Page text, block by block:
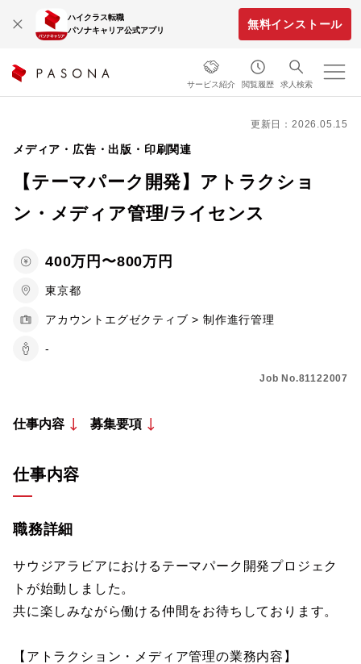
ハイクラス転職
パソナキャリア公式アプリ
無料インストール
サービス紹介 閲覧履歴 求人検索
更新日：2026.05.15
メディア・広告・出版・印刷関連
【テーマパーク開発】アトラクショ
ン・メディア管理/ライセンス
400万円〜800万円
東京都
アカウントエグゼクティブ > 制作進行管理
-
Job No.81122007
仕事内容 募集要項
仕事内容
職務詳細
サウジアラビアにおけるテーマパーク開発プロジェク
トが始動しました。
共に楽しみながら働ける仲間をお待ちしております。
【アトラクション・メディア管理の業務内容】